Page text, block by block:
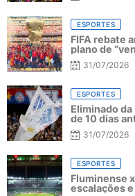
ESPORTES
FIFA rebate
plano de
31/07/2026
ESPORTES
Eliminado
de 10 dias
31/07/2026
ESPORTES
Fluminense
escalações